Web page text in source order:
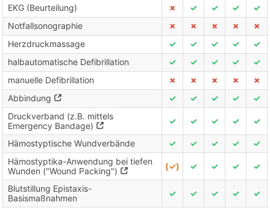
EKG (Beurteilung)
✗ ✓ ✓ ✓
✓
Notfallsonographie
✗ ✗ ✗ ✗
✗
Herzdruckmassage
✓ ✓ ✓ ✓
✓
halbautomatische Defibrillation
✓ ✓ ✓ ✓
✓
manuelle Defibrillation
✗ ✗ ✗ ✗
✗
Abbindung
✓ ✓ ✓ ✓
✓
Druckverband (z.B. mittels
Emergency Bandage)
✓ ✓ ✓ ✓ ✓
Hämostyptische Wundverbände ✓ ✓ ✓ ✓
✓
Hämostyptika-Anwendung bei tiefen
Wunden ("Wound Packing")
(✓) ✓ ✓ ✓ ✓
Blutstillung Epistaxis-
Basismaßnahmen
✓ ✓ ✓ ✓ ✓